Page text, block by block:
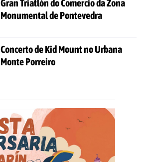
Gran Triatlón do Comercio da Zona
Monumental de Pontevedra
Concerto de Kid Mount no Urbana
Monte Porreiro